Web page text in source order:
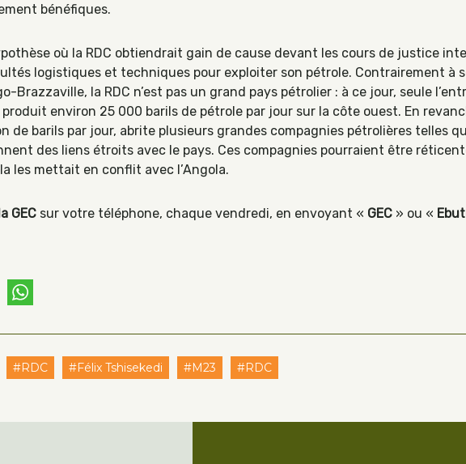
bénéfiques.
où la RDC obtiendrait gain de cause devant les cours de justice
logistiques et techniques pour exploiter son pétrole. Contrairement à
Brazzaville, la RDC n’est pas un grand pays pétrolier : à ce jour, seule
environ 25 000 barils de pétrole par jour sur la côte ouest. En
de barils par jour, abrite plusieurs grandes compagnies pétrolières telles
des liens étroits avec le pays. Ces compagnies pourraient être
les mettait en conflit avec l’Angola.
GEC sur votre téléphone, chaque vendredi, en envoyant « GEC » ou «
Twitter
#RDC #Félix Tshisekedi #M23 #RDC